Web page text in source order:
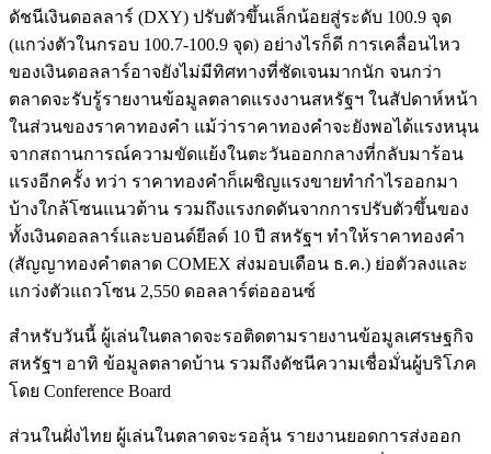
ดัชนีเงินดอลลาร์ (DXY) ปรับตัวขึ้นเล็กน้อยสู่ระดับ 100.9 จุด
(แกว่งตัวในกรอบ 100.7-100.9 จุด) อย่างไรก็ดี การเคลื่อนไหว
ของเงินดอลลาร์อาจยังไม่มีทิศทางที่ชัดเจนมากนัก จนกว่า
ตลาดจะรับรู้รายงานข้อมูลตลาดแรงงานสหรัฐฯ ในสัปดาห์หน้า
ในส่วนของราคาทองคำ แม้ว่าราคาทองคำจะยังพอได้แรงหนุน
จากสถานการณ์ความขัดแย้งในตะวันออกกลางที่กลับมาร้อน
แรงอีกครั้ง ทว่า ราคาทองคำก็เผชิญแรงขายทำกำไรออกมา
บ้างใกล้โซนแนวต้าน รวมถึงแรงกดดันจากการปรับตัวขึ้นของ
ทั้งเงินดอลลาร์และบอนด์ยีลด์ 10 ปี สหรัฐฯ ทำให้ราคาทองคำ
(สัญญาทองคำตลาด COMEX ส่งมอบเดือน ธ.ค.) ย่อตัวลงและ
แกว่งตัวแถวโซน 2,550 ดอลลาร์ต่อออนซ์
สำหรับวันนี้ ผู้เล่นในตลาดจะรอติดตามรายงานข้อมูลเศรษฐกิจ
สหรัฐฯ อาทิ ข้อมูลตลาดบ้าน รวมถึงดัชนีความเชื่อมั่นผู้บริโภค
โดย Conference Board
ส่วนในฝั่งไทย ผู้เล่นในตลาดจะรอลุ้น รายงานยอดการส่งออก